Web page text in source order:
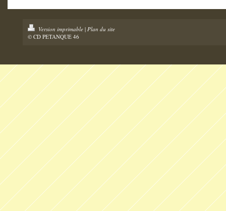
Version imprimable | Plan du site
© CD PETANQUE 46